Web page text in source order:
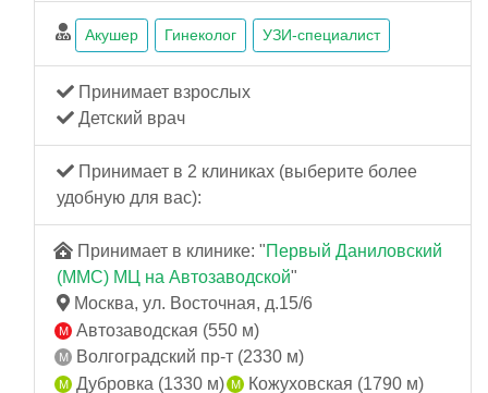
Акушер Гинеколог УЗИ-специалист
Принимает взрослых
Детский врач
Принимает в 2 клиниках (выберите более
удобную для вас):
Принимает в клинике: "Первый Даниловский
(ММС) МЦ на Автозаводской"
Москва, ул. Восточная, д.15/6
Автозаводская (550 м)
Волгоградский пр-т (2330 м)
Дубровка (1330 м)
Кожуховская (1790 м)